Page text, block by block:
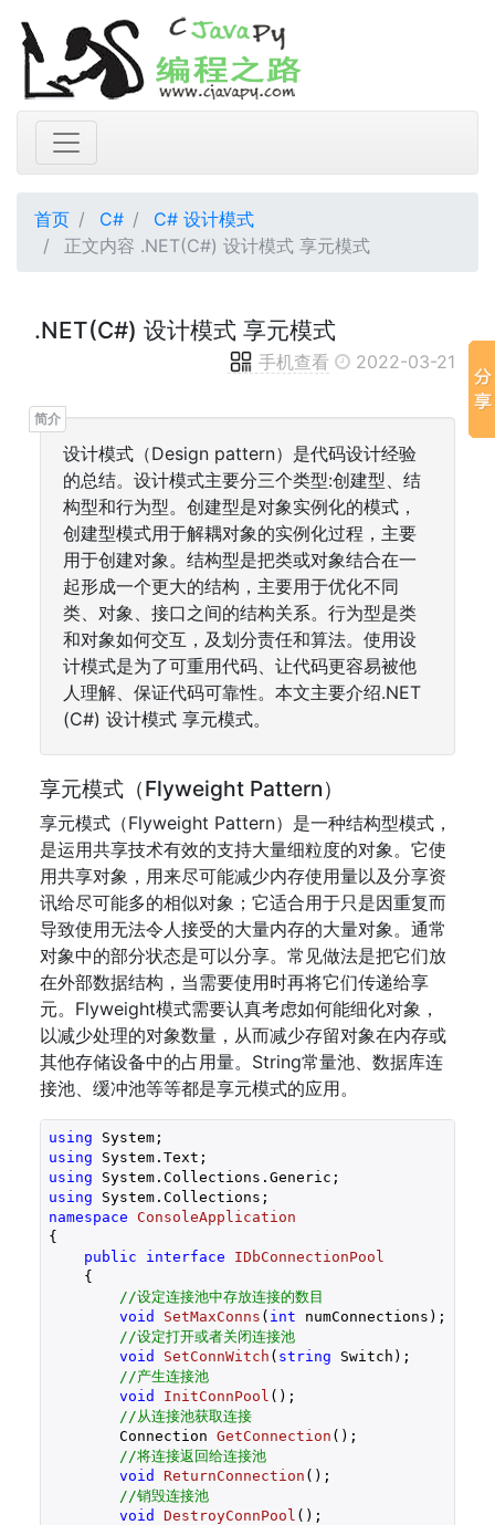
首页 C#
C# 设计模式
正文内容 .NET(C#) 设计模式 享元模式
.NET(C#) 设计模式 享元模式
手机查看 2022-03-21
设计模式（Design pattern）是代码设计经验
的总结。设计模式主要分三个类型:创建型、结
构型和行为型。创建型是对象实例化的模式，
创建型模式用于解耦对象的实例化过程，主要
用于创建对象。结构型是把类或对象结合在一
起形成一个更大的结构，主要用于优化不同
类、对象、接口之间的结构关系。行为型是类
和对象如何交互，及划分责任和算法。使用设
计模式是为了可重用代码、让代码更容易被他
人理解、保证代码可靠性。本文主要介绍.NET
(C#) 设计模式 享元模式。
享元模式（Flyweight Pattern）
享元模式（Flyweight Pattern）是一种结构型模式，
是运用共享技术有效的支持大量细粒度的对象。它使
用共享对象，用来尽可能减少内存使用量以及分享资
讯给尽可能多的相似对象；它适合用于只是因重复而
导致使用无法令人接受的大量内存的大量对象。通常
对象中的部分状态是可以分享。常见做法是把它们放
在外部数据结构，当需要使用时再将它们传递给享
元。Flyweight模式需要认真考虑如何能细化对象，
以减少处理的对象数量，从而减少存留对象在内存或
其他存储设备中的占用量。String常量池、数据库连
接池、缓冲池等等都是享元模式的应用。
using
using
using
using
namespace ConsoleApplication
{
public
interface
IDbConnectionPool
    {
//设定连接池中存放连接的数目
void
SetMaxConns ( int numConnections ) ;
//设定打开或者关闭连接池
void
SetConnWitch ( string Switch ) ;
//产生连接池
void
InitConnPool ( ) ;
//从连接池获取连接
Connection GetConnection ( ) ;
//将连接返回给连接池
void
ReturnConnection ( ) ;
//销毁连接池
void
DestroyConnPool ( ) ;